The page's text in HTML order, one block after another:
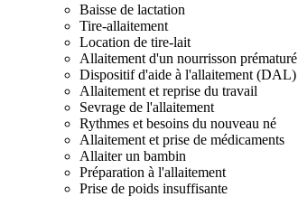
Baisse de lactation
Tire-allaitement
Location de tire-lait
Allaitement d'un nourrisson prématuré
Dispositif d'aide à l'allaitement (DAL)
Allaitement et reprise du travail
Sevrage de l'allaitement
Rythmes et besoins du nouveau né
Allaitement et prise de médicaments
Allaiter un bambin
Préparation à l'allaitement
Prise de poids insuffisante